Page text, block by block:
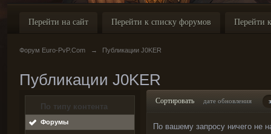
Перейти на сайт Перейти к списку форумов Перейти
Форум Euro-PvP.Com → Публикации J0KER
Публикации J0KER
По типу контента
Форумы
Сортировать дате обновления
По вашему запросу ничего не